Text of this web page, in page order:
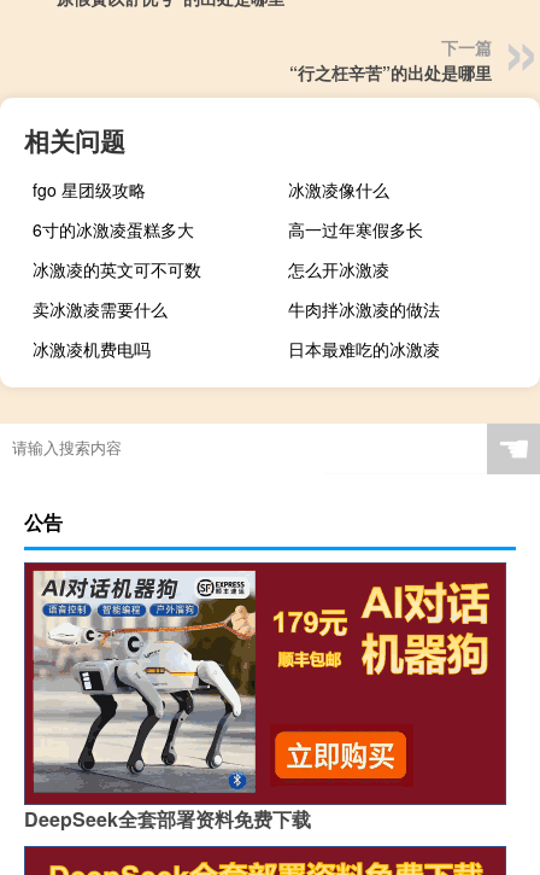
下一篇
“行之枉辛苦”的出处是哪里
相关问题
fgo 星团级攻略
冰激凌像什么
6寸的冰激凌蛋糕多大
高一过年寒假多长
冰激凌的英文可不可数
怎么开冰激凌
卖冰激凌需要什么
牛肉拌冰激凌的做法
冰激凌机费电吗
日本最难吃的冰激凌
☚
公告
DeepSeek全套部署资料免费下载